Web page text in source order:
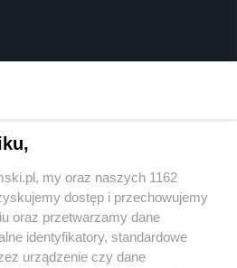
my oraz naszych 1162
dostęp i przechowujemy
oraz przetwarzamy dane
identyfikatory, standardowe
urządzenie czy dane